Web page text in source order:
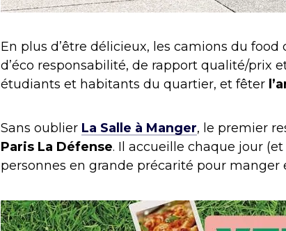
En plus d’être délicieux, les camions du
d’éco responsabilité, de rapport qualité/prix
étudiants et habitants du quartier, et fêter
Sans oublier La Salle à Manger, le premier
Paris La Défense. Il accueille chaque jour
personnes en grande précarité pour manger